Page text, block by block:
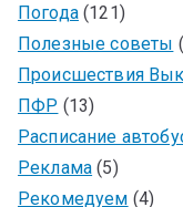
Погода(121)
Полезные советы
Происшествия
ПФР (13)
Расписание
Реклама (5)
Рекомедуем (4)